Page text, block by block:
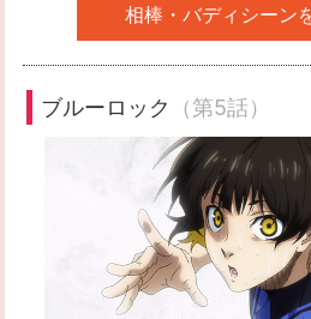
相棒・バディシーン
ブルーロック （第5話）